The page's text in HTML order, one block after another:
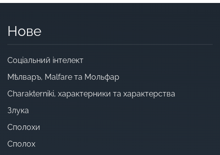
Нове
Cоціальний інтелект
Мѣлваръ, Malfare та Мольфар
Charakterniki, характерники та характерства
Злука
Сполохи
Сполох